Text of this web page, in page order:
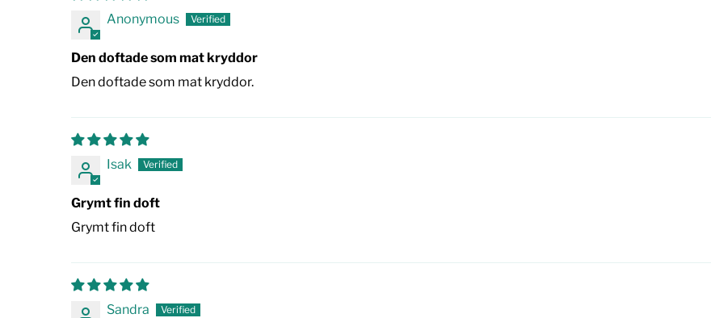
Anonymous
Den doftade som mat kryddor
Den doftade som mat kryddor.
Isak
Grymt fin doft
Grymt fin doft
Sandra